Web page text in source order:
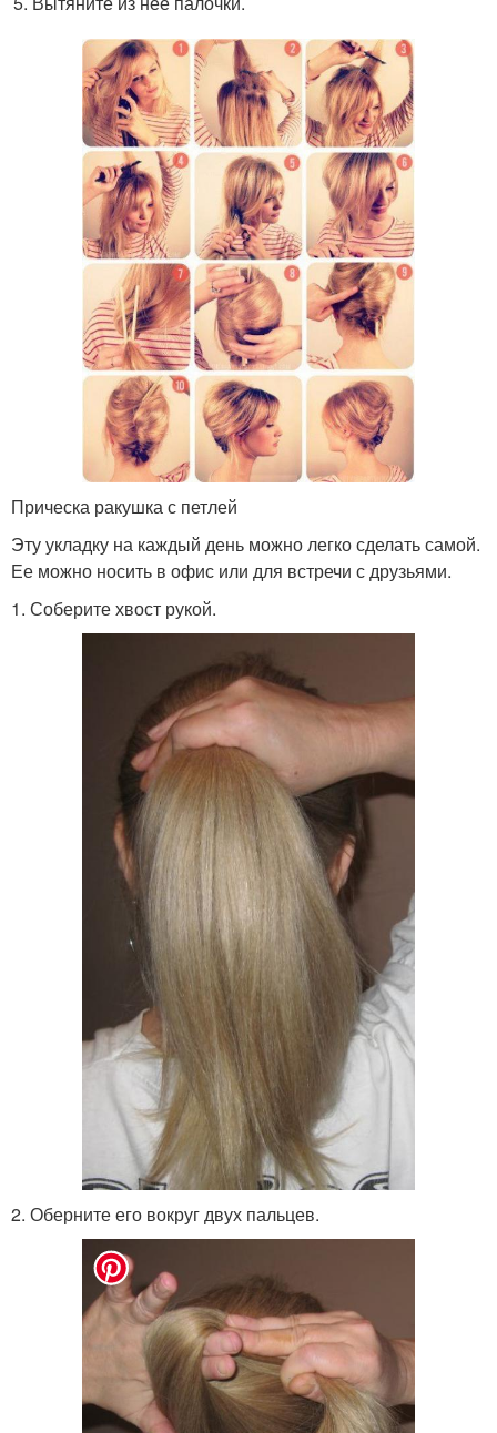
Прическа ракушка с петлей
Эту укладку на каждый день можно легко сделать самой.
Ее можно носить в офис или для встречи с друзьями.
1. Соберите хвост рукой.
2. Оберните его вокруг двух пальцев.